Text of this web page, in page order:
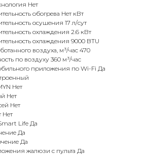
Нет
обогрева Нет кВт
осушения 17 л/сут
охлаждения 2.6 кВт
охлаждения 9000 BTU
воздуха, м³/час 470
по воздуху 360 м³/час
приложения по Wi-Fi Да
Нет
Нет
Нет
Нет
Life Да
Да
Да
жалюзи с пульта Да